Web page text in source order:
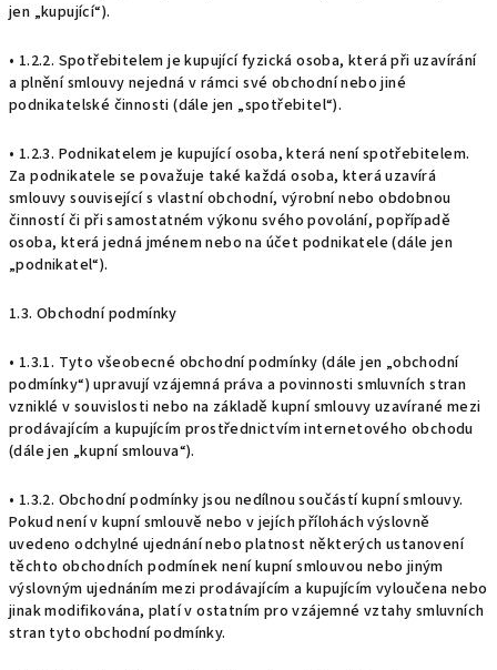
jen „kupující“).
• 1.2.2. Spotřebitelem je kupující fyzická osoba, která při uzavírání
a plnění smlouvy nejedná v rámci své obchodní nebo jiné
podnikatelské činnosti (dále jen „spotřebitel“).
• 1.2.3. Podnikatelem je kupující osoba, která není spotřebitelem.
Za podnikatele se považuje také každá osoba, která uzavírá
smlouvy související s vlastní obchodní, výrobní nebo obdobnou
činností či při samostatném výkonu svého povolání, popřípadě
osoba, která jedná jménem nebo na účet podnikatele (dále jen
„podnikatel“).
1.3. Obchodní podmínky
• 1.3.1. Tyto všeobecné obchodní podmínky (dále jen „obchodní
podmínky“) upravují vzájemná práva a povinnosti smluvních stran
vzniklé v souvislosti nebo na základě kupní smlouvy uzavírané mezi
prodávajícím a kupujícím prostřednictvím internetového obchodu
(dále jen „kupní smlouva“).
• 1.3.2. Obchodní podmínky jsou nedílnou součástí kupní smlouvy.
Pokud není v kupní smlouvě nebo v jejích přílohách výslovně
uvedeno odchylné ujednání nebo platnost některých ustanovení
těchto obchodních podmínek není kupní smlouvou nebo jiným
výslovným ujednáním mezi prodávajícím a kupujícím vyloučena nebo
jinak modifikována, platí v ostatním pro vzájemné vztahy smluvních
stran tyto obchodní podmínky.